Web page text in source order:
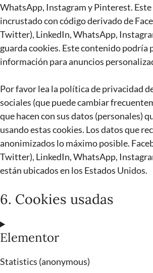
WhatsApp, Instagram y Pinterest.
incrustado con código derivado de
Twitter), LinkedIn, WhatsApp,
guarda cookies. Este contenido podría
información para anuncios
Por favor lea la política de privacidad
sociales (que puede cambiar
que hacen con sus datos (personales)
usando estas cookies. Los datos que
anonimizados lo máximo posible.
Twitter), LinkedIn, WhatsApp,
están ubicados en los Estados Unidos.
6. Cookies usadas
Elementor
Statistics (anonymous)